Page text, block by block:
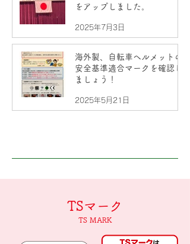
をアップしました。
2025年7月3日
海外製、自転車ヘルメットの
安全基準適合マークを確認し
ましょう！
2025年5月21日
TSマーク
TS MARK